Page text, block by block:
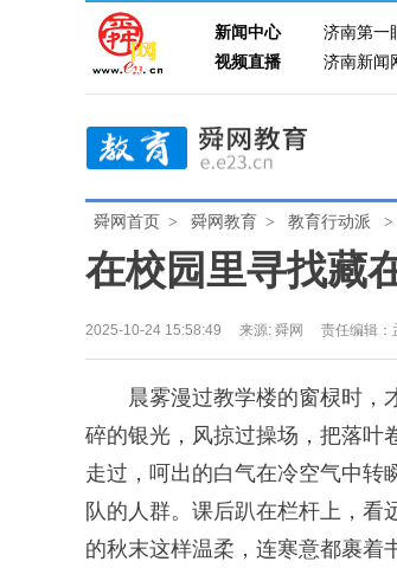
新闻中心 济南第一
视频直播
济南新闻
舜网首页 > 舜网教育 > 教育行动派 >
在校园里寻找藏
2025-10-24 15:58:49 来源: 舜网 责任编辑：
晨雾漫过教学楼的窗棂时，才
碎的银光，风掠过操场，把落叶
走过，呵出的白气在冷空气中转
队的人群。课后趴在栏杆上，看
的秋末这样温柔，连寒意都裹着